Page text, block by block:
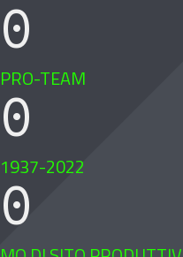
0
PRO-TEAM
0
1937-2022
0